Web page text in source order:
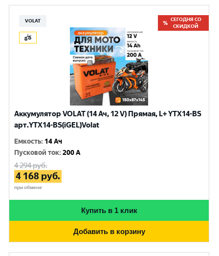
VOLAT
СЕГОДНЯ СО
СКИДКОЙ
Аккумулятор VOLAT (14 Ач, 12 V) Прямая, L+ YTX14-BS
арт.YTX14-BS(iGEL)Volat
Емкость: 14 Ач
Пусковой ток:200 A
4 294руб.
4 168 руб.
при обмене
Купить в 1 клик
Добавить в корзину